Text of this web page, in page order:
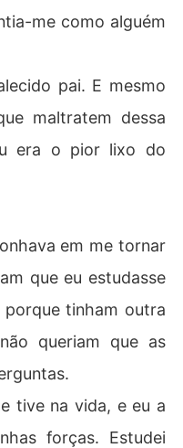
me como alguém
pai. E mesmo
maltratem dessa
era o pior lixo do
em me tornar
que eu estudasse
porque tinham outra
queriam que as
tive na vida, e eu a
forças. Estudei